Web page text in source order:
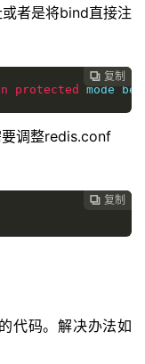
者是将bind直接注
 复制
protected mode
要调整redis.conf
 复制
代码。解决办法如